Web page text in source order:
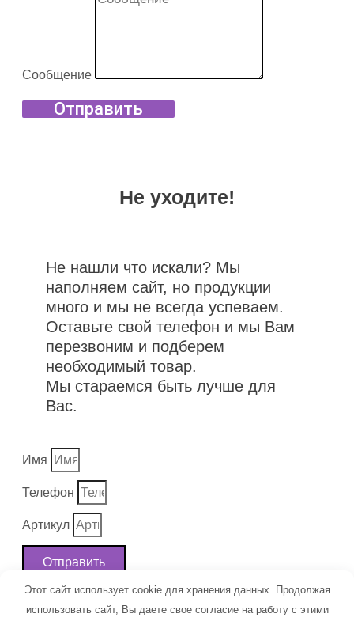
Сообщение
Отправить
Не уходите!
Не нашли что искали? Мы
наполняем сайт, но продукции
много и мы не всегда успеваем.
Оставьте свой телефон и мы Вам
перезвоним и подберем
необходимый товар.
Мы стараемся быть лучше для
Вас.
Имя
Телефон
Артикул
Отправить
Этот сайт использует cookie для хранения данных. Продолжая
использовать сайт, Вы даете свое согласие на работу с этими